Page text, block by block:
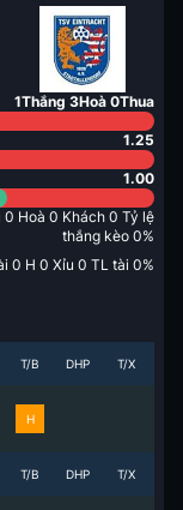
1Thắng 3Hoà 0Thua
1.25
1.00
0 Hoà 0 Khách 0 Tỷ lệ
thắng kèo 0%
0 H 0 Xỉu 0 TL tài 0%
T/B DHP T/X
H
T/B DHP T/X